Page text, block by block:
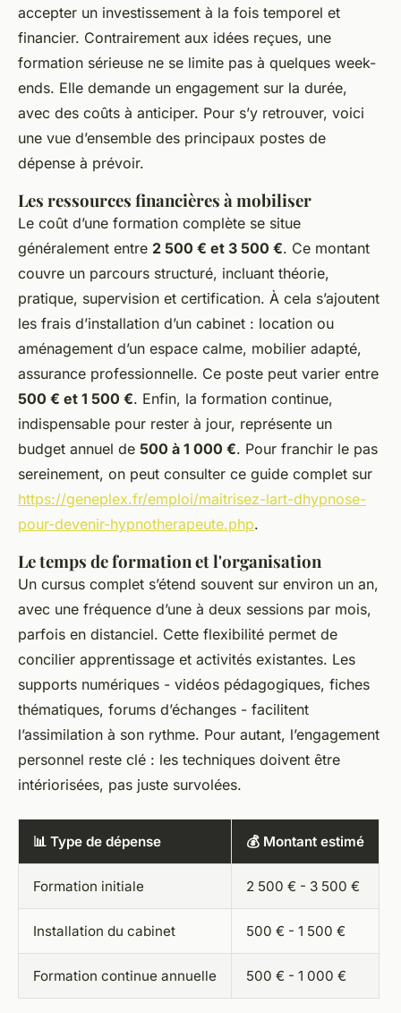
accepter un investissement à la fois temporel et
financier. Contrairement aux idées reçues, une
formation sérieuse ne se limite pas à quelques week-
ends. Elle demande un engagement sur la durée,
avec des coûts à anticiper. Pour s’y retrouver, voici
une vue d’ensemble des principaux postes de
dépense à prévoir.
Les ressources financières à mobiliser
Le coût d’une formation complète se situe
généralement entre 2 500 € et 3 500 €. Ce montant
couvre un parcours structuré, incluant théorie,
pratique, supervision et certification. À cela s’ajoutent
les frais d’installation d’un cabinet : location ou
aménagement d’un espace calme, mobilier adapté,
assurance professionnelle. Ce poste peut varier entre
500 € et 1 500 €. Enfin, la formation continue,
indispensable pour rester à jour, représente un
budget annuel de 500 à 1 000 €. Pour franchir le pas
sereinement, on peut consulter ce guide complet sur
https://geneplex.fr/emploi/maitrisez-lart-dhypnose-
pour-devenir-hypnotherapeute.php.
Le temps de formation et l'organisation
Un cursus complet s’étend souvent sur environ un an,
avec une fréquence d’une à deux sessions par mois,
parfois en distanciel. Cette flexibilité permet de
concilier apprentissage et activités existantes. Les
supports numériques - vidéos pédagogiques, fiches
thématiques, forums d’échanges - facilitent
l’assimilation à son rythme. Pour autant, l’engagement
personnel reste clé : les techniques doivent être
intériorisées, pas juste survolées.
📊 Type de dépense 💰 Montant estimé
Formation initiale 2 500 € - 3 500 €
Installation du cabinet 500 € - 1 500 €
Formation continue annuelle 500 € - 1 000 €